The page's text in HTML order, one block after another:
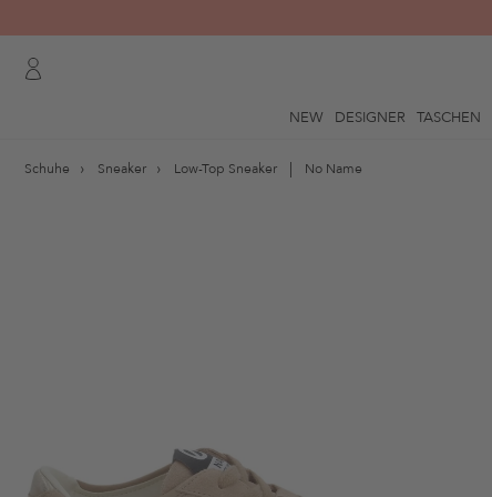
NEW DESIGNER TASCHEN
Schuhe Sneaker Low-Top Sneaker No Name